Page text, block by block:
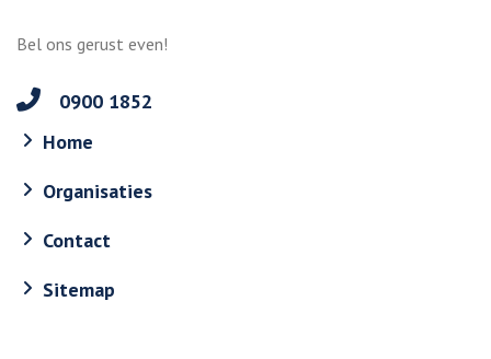
Bel ons gerust even!
0900 1852
Home
Organisaties
Contact
Sitemap